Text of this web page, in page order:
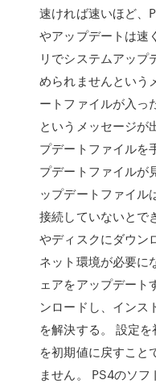
速ければ速いほど、
やアップデートは速
リでシステムアップ
められませんという
ートファイルが入っ
というメッセージが
プデートファイルを
プデートファイルが
ップデートファイル
接続していないとで
やディスクにダウン
ネット環境が必要に
ェアをアップデー
ンロードし、インス
を解決する。 設定
を初期値に戻すこと
ません。 PS4のソ